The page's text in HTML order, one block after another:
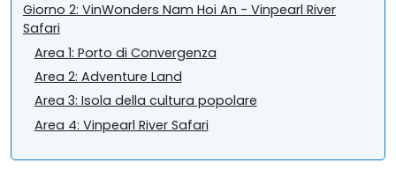
Giorno 2: VinWonders Nam Hoi An - Vinpearl River
Safari
Area 1: Porto di Convergenza
Area 2: Adventure Land
Area 3: Isola della cultura popolare
Area 4: Vinpearl River Safari